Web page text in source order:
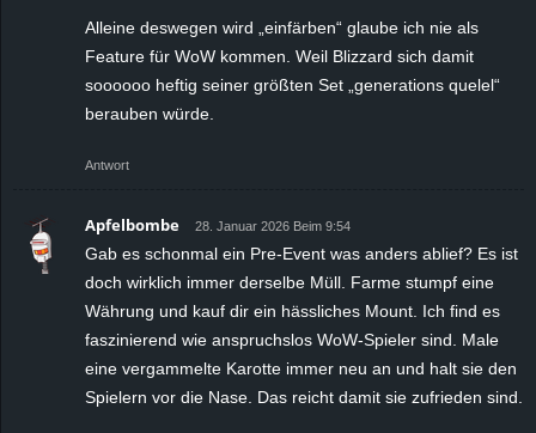
Alleine deswegen wird „einfärben“ glaube ich nie als
Feature für WoW kommen. Weil Blizzard sich damit
soooooo heftig seiner größten Set „generations quelel“
berauben würde.
Antwort
Apfelbombe 28. Januar 2026 Beim 9:54
Gab es schonmal ein Pre-Event was anders ablief? Es ist
doch wirklich immer derselbe Müll. Farme stumpf eine
Währung und kauf dir ein hässliches Mount. Ich find es
faszinierend wie anspruchslos WoW-Spieler sind. Male
eine vergammelte Karotte immer neu an und halt sie den
Spielern vor die Nase. Das reicht damit sie zufrieden sind.